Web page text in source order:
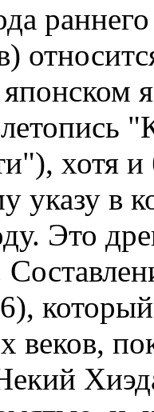
хотя
указу в
Это
веков,